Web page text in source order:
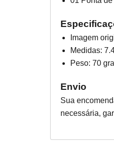
Imagem
Medidas:
Peso: 70
Envio
Sua
necessária,